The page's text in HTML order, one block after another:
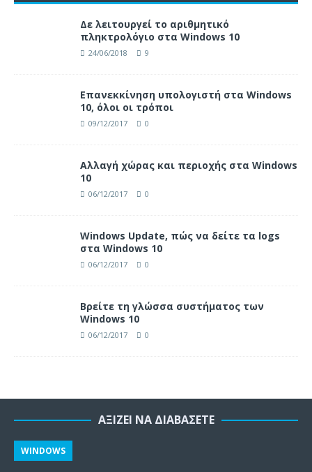
Δε λειτουργεί το αριθμητικό
πληκτρολόγιο στα Windows 10
24/06/2018 9
Επανεκκίνηση υπολογιστή στα Windows
10, όλοι οι τρόποι
09/12/2017 0
Αλλαγή χώρας και περιοχής στα Windows
10
06/12/2017 0
Windows Update, πώς να δείτε τα logs
στα Windows 10
06/12/2017 0
Βρείτε τη γλώσσα συστήματος των
Windows 10
06/12/2017 0
ΑΞΊΖΕΙ ΝΑ ΔΙΑΒΆΣΕΤΕ
WINDOWS